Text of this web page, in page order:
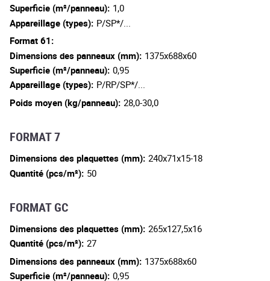
Superficie (m²/panneau): 1,0
Appareillage (types): P/SP*/...
Format 61:
Dimensions des panneaux (mm): 1375x688x60
Superficie (m²/panneau): 0,95
Appareillage (types): P/RP/SP*/...
Poids moyen (kg/panneau): 28,0-30,0
FORMAT 7
Dimensions des plaquettes (mm): 240x71x15-18
Quantité (pcs/m²): 50
FORMAT GC
Dimensions des plaquettes (mm): 265x127,5x16
Quantité (pcs/m²): 27
Dimensions des panneaux (mm): 1375x688x60
Superficie (m²/panneau): 0,95